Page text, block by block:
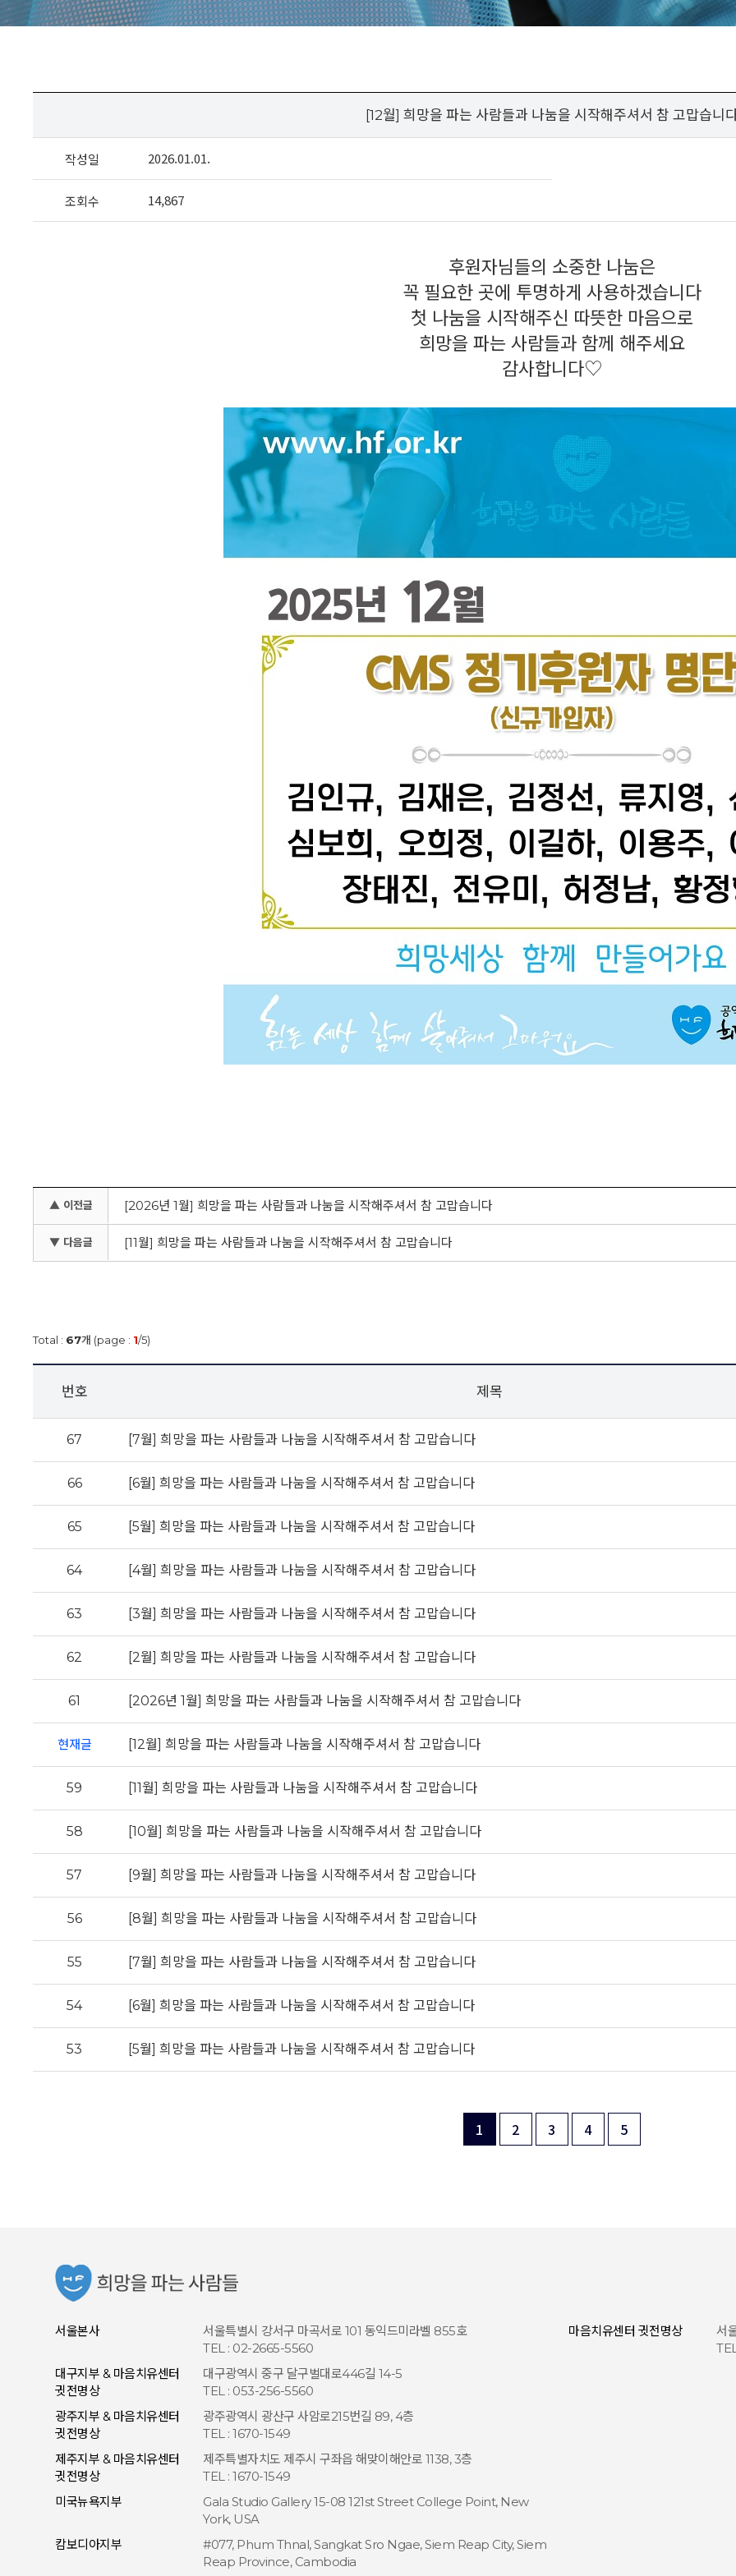
[12월] 희망을 파는 사람들과 나눔을 시작해주셔서 참 고맙습니
작성일 2026.01.01.
조회수 14,867
후원자님들의 소중한 나눔은
꼭 필요한 곳에 투명하게 사용하겠습니다
첫 나눔을 시작해주신 따뜻한 마음으로
희망을 파는 사람들과 함께 해주세요
감사합니다♡
▲ 이전글 [2026년 1월] 희망을 파는 사람들과 나눔을 시작해주셔서 참 고맙습니다
▼ 다음글 [11월] 희망을 파는 사람들과 나눔을 시작해주셔서 참 고맙습니다
Total : 67개 (page : 1/5)
번호 제목
67 [7월] 희망을 파는 사람들과 나눔을 시작해주셔서 참 고맙습니다
66 [6월] 희망을 파는 사람들과 나눔을 시작해주셔서 참 고맙습니다
65 [5월] 희망을 파는 사람들과 나눔을 시작해주셔서 참 고맙습니다
64 [4월] 희망을 파는 사람들과 나눔을 시작해주셔서 참 고맙습니다
63 [3월] 희망을 파는 사람들과 나눔을 시작해주셔서 참 고맙습니다
62 [2월] 희망을 파는 사람들과 나눔을 시작해주셔서 참 고맙습니다
61 [2026년 1월] 희망을 파는 사람들과 나눔을 시작해주셔서 참 고맙습니다
현재글 [12월] 희망을 파는 사람들과 나눔을 시작해주셔서 참 고맙습니다
59 [11월] 희망을 파는 사람들과 나눔을 시작해주셔서 참 고맙습니다
58 [10월] 희망을 파는 사람들과 나눔을 시작해주셔서 참 고맙습니다
57 [9월] 희망을 파는 사람들과 나눔을 시작해주셔서 참 고맙습니다
56 [8월] 희망을 파는 사람들과 나눔을 시작해주셔서 참 고맙습니다
55 [7월] 희망을 파는 사람들과 나눔을 시작해주셔서 참 고맙습니다
54 [6월] 희망을 파는 사람들과 나눔을 시작해주셔서 참 고맙습니다
53 [5월] 희망을 파는 사람들과 나눔을 시작해주셔서 참 고맙습니다
1 2 3 4 5
서울본사
서울특별시 강서구 마곡서로 101 동익드미라벨 855호
TEL : 02-2665-5560
대구지부 & 마음치유센터
귓전명상
대구광역시 중구 달구벌대로446길 14-5
TEL : 053-256-5560
광주지부 & 마음치유센터
귓전명상
광주광역시 광산구 사암로215번길 89, 4층
TEL : 1670-1549
제주지부 & 마음치유센터
귓전명상
제주특별자치도 제주시 구좌읍 해맞이해안로 1138, 3층
TEL : 1670-1549
미국뉴욕지부
Gala Studio Gallery 15-08 121st Street College Point, New
York, USA
캄보디아지부
#077, Phum Thnal, Sangkat Sro Ngae, Siem Reap City, Siem
Reap Province, Cambodia
마음치유센터 귓전명상
서